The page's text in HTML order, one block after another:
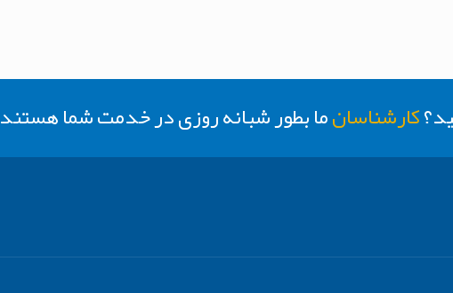
کارشناسانما بطور شبانه روزی در خدمت شما هستند